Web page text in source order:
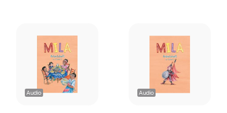
Audio Audio